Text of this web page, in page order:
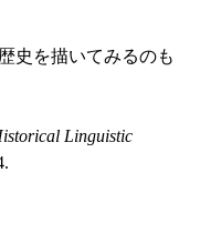
史を描いてみるのも
Linguistic